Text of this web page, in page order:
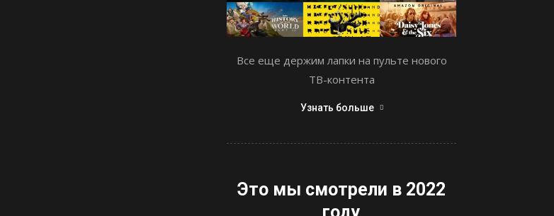
Все еще держим лапки на пульте нового
ТВ-контента
Узнать больше
Это мы смотрели в 2022
году